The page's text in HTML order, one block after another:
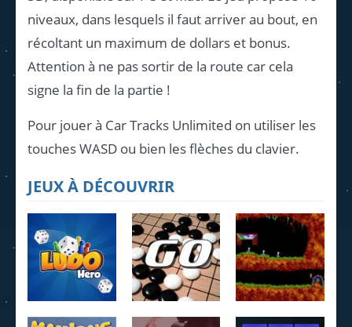
niveaux, dans lesquels il faut arriver au bout, en
récoltant un maximum de dollars et bonus.
Attention à ne pas sortir de la route car cela
signe la fin de la partie !
Pour jouer à Car Tracks Unlimited on utiliser les
touches WASD ou bien les flèches du clavier.
JEUX À DÉCOUVRIR